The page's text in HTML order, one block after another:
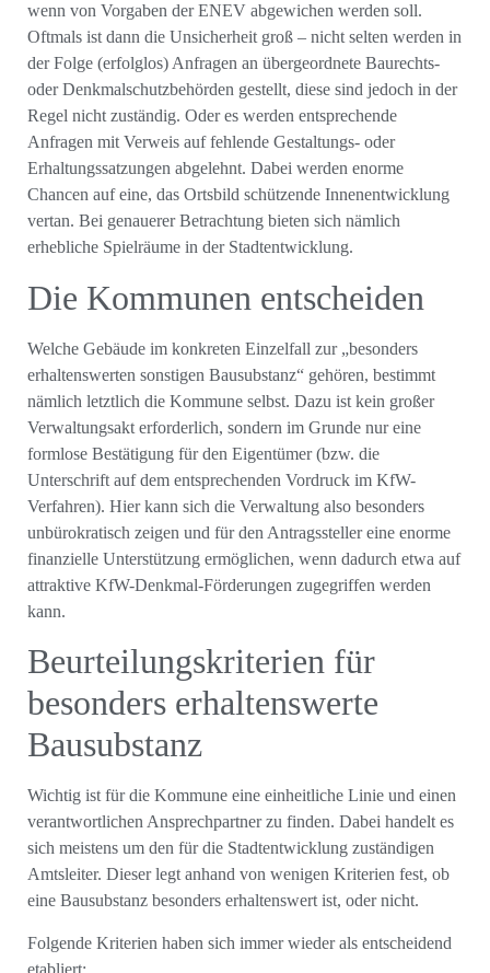
wenn von Vorgaben der ENEV abgewichen werden soll.
Oftmals ist dann die Unsicherheit groß – nicht selten werden in
der Folge (erfolglos) Anfragen an übergeordnete Baurechts-
oder Denkmalschutzbehörden gestellt, diese sind jedoch in der
Regel nicht zuständig. Oder es werden entsprechende
Anfragen mit Verweis auf fehlende Gestaltungs- oder
Erhaltungssatzungen abgelehnt. Dabei werden enorme
Chancen auf eine, das Ortsbild schützende Innenentwicklung
vertan. Bei genauerer Betrachtung bieten sich nämlich
erhebliche Spielräume in der Stadtentwicklung.
Die Kommunen entscheiden
Welche Gebäude im konkreten Einzelfall zur „besonders
erhaltenswerten sonstigen Bausubstanz“ gehören, bestimmt
nämlich letztlich die Kommune selbst. Dazu ist kein großer
Verwaltungsakt erforderlich, sondern im Grunde nur eine
formlose Bestätigung für den Eigentümer (bzw. die
Unterschrift auf dem entsprechenden Vordruck im KfW-
Verfahren). Hier kann sich die Verwaltung also besonders
unbürokratisch zeigen und für den Antragssteller eine enorme
finanzielle Unterstützung ermöglichen, wenn dadurch etwa auf
attraktive KfW-Denkmal-Förderungen zugegriffen werden
kann.
Beurteilungskriterien für
besonders erhaltenswerte
Bausubstanz
Wichtig ist für die Kommune eine einheitliche Linie und einen
verantwortlichen Ansprechpartner zu finden. Dabei handelt es
sich meistens um den für die Stadtentwicklung zuständigen
Amtsleiter. Dieser legt anhand von wenigen Kriterien fest, ob
eine Bausubstanz besonders erhaltenswert ist, oder nicht.
Folgende Kriterien haben sich immer wieder als entscheidend
etabliert: